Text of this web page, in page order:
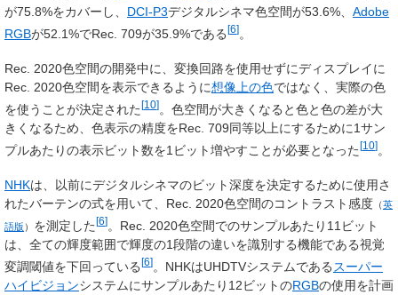
が75.8%をカバーし、 DCI-P3デジタルシネマ色空間が53.6%、 Adobe
RGBが52.1%でRec. 709が35.9%である[6]。
Rec. 2020色空間の開発中に、変換回路を使用せずにディスプレイに
Rec. 2020色空間を表示できるように想像上の色ではなく、実際の色
を使うことが決定された [10] 。色空間が大きくなると色と色の差が大
きくなるため、色表示の精度をRec. 709同等以上にするために1サン
プルあたりの表示ビット数を1ビット増やすことが必要となった[10]。
NHKは、以前にデジタルシネマのビット深度を決定するために使用さ
れたバーテンの式を用いて、Rec. 2020色空間のコントラスト感度 （英
語版 ） を測定した [6] 。Rec. 2020色空間でのサンプルあたり11ビット
は、全ての輝度範囲で輝度の1段階の違いを識別する機能である視覚
変調閾値を下回っている[6]。NHKはUHDTVシステムである スーパー
ハイビジョンシステムにサンプルあたり12ビットのRGBの使用を計画